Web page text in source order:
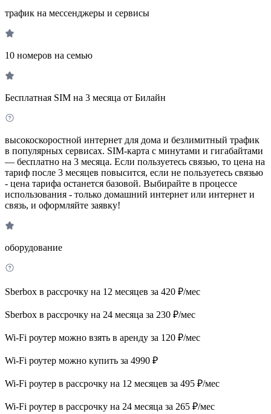
трафик на мессенджеры и сервисы
10 номеров на семью
Бесплатная SIM на 3 месяца от Билайн
высокоскоростной интернет для дома и безлимитный трафик
в популярных сервисах. SIM-карта с минутами и гигабайтами
— бесплатно на 3 месяца. Если пользуетесь связью, то цена на
тариф после 3 месяцев повысится, если не пользуетесь связью
- цена тарифа останется базовой. Выбирайте в процессе
использования - только домашний интернет или интернет и
связь, и оформляйте заявку!
оборудование
Sberbox в рассрочку на 12 месяцев за 420 ₽/мес
Sberbox в рассрочку на 24 месяца за 230 ₽/мес
Wi-Fi роутер можно взять в аренду за 120 ₽/мес
Wi-Fi роутер можно купить за 4990 ₽
Wi-Fi роутер в рассрочку на 12 месяцев за 495 ₽/мес
Wi-Fi роутер в рассрочку на 24 месяца за 265 ₽/мес